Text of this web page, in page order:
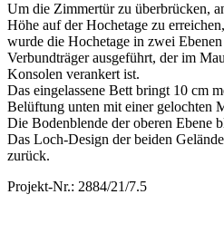
Um die Zimmertür zu überbrücken,
Höhe auf der Hochetage zu erreichen,
wurde die Hochetage in zwei
Verbundträger ausgeführt, der im
Konsolen verankert ist.
Das eingelassene Bett bringt 10 cm
Belüftung unten mit einer gelochten
Die Bodenblende der oberen Ebene
Das Loch-Design der beiden
zurück.
Projekt-Nr.: 2884/21/7.5